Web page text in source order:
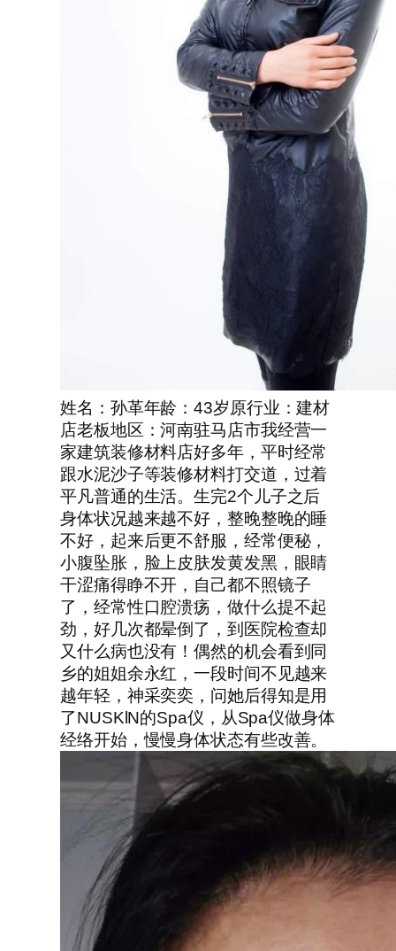
姓名：孙革年龄：43岁原行业：建材
店老板地区：河南驻马店市我经营一
家建筑装修材料店好多年，平时经常
跟水泥沙子等装修材料打交道，过着
平凡普通的生活。生完2个儿子之后
身体状况越来越不好，整晚整晚的睡
不好，起来后更不舒服，经常便秘，
小腹坠胀，脸上皮肤发黄发黑，眼睛
干涩痛得睁不开，自己都不照镜子
了，经常性口腔溃疡，做什么提不起
劲，好几次都晕倒了，到医院检查却
又什么病也没有！偶然的机会看到同
乡的姐姐余永红，一段时间不见越来
越年轻，神采奕奕，问她后得知是用
了NUSKlN的Spa仪，从Spa仪做身体
经络开始，慢慢身体状态有些改善。